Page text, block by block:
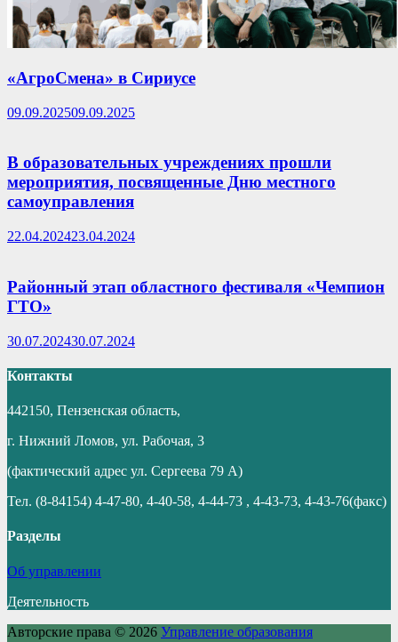
«АгроСмена» в Сириусе
09.09.202509.09.2025
В образовательных учреждениях прошли
мероприятия, посвященные Дню местного
самоуправления
22.04.202423.04.2024
Районный этап областного фестиваля «Чемпион
ГТО»
30.07.202430.07.2024
Контакты
442150, Пензенская область,
г. Нижний Ломов, ул. Рабочая, 3
(фактический адрес ул. Сергеева 79 А)
Тел. (8-84154) 4-47-80, 4-40-58, 4-44-73 , 4-43-73, 4-43-76(факс)
Разделы
Об управлении
Деятельность
Авторские права © 2026 Управление образования